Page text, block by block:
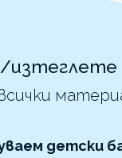
изтеглете
детски